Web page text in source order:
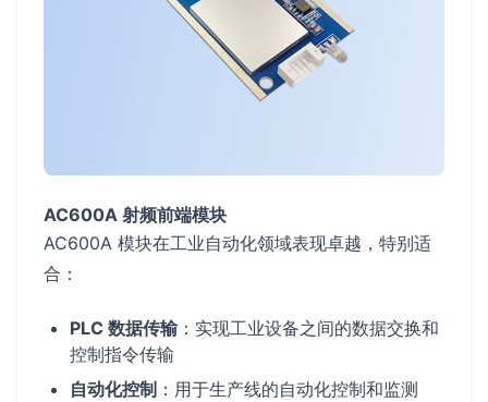
AC600A 射频前端模块
AC600A 模块在工业自动化领域表现卓越，特别适
合：
PLC 数据传输：实现工业设备之间的数据交换和
控制指令传输
自动化控制 ：用于生产线的自动化控制和监测